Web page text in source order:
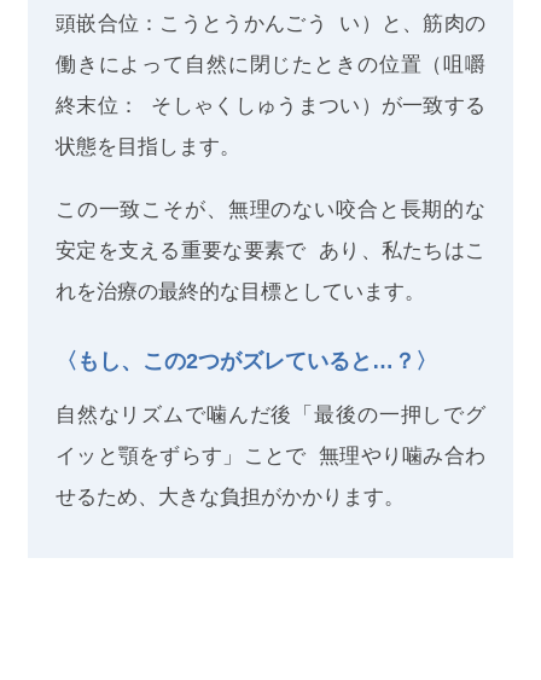
頭嵌合位：こうとうかんごう い）と、筋肉の
働きによって自然に閉じたときの位置（咀嚼
終末位： そしゃくしゅうまつい）が一致する
状態を目指します。
この一致こそが、無理のない咬合と長期的な
安定を支える重要な要素で あり、私たちはこ
れを治療の最終的な目標としています。
〈もし、この2つがズレていると…？〉
自然なリズムで噛んだ後「最後の一押しでグ
イッと顎をずらす」ことで 無理やり噛み合わ
せるため、大きな負担がかかります。